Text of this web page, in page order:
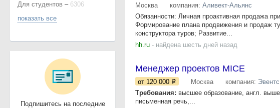
Москва компания: Аливект-Альянс
Обязанности: Личная проактивная продажа
Формирование плана продвижения и продаж
конструктора туров; Развитие...
hh.ru - найдена шесть дней назад
Менеджер проектов MICE
от 120 000 Москва компания:
Требования: высшее образование, англ.
письменная речь,...
Для студентов – 6306
показать все
Подпишитесь на последние